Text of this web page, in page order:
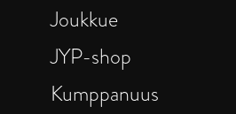
Joukkue
JYP-shop
Kumppanuus